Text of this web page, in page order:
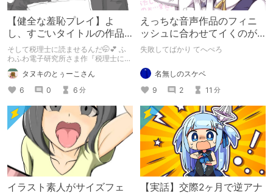
【健全な羞恥プレイ】よ
し、すごいタイトルの作品
をまた買おう。【湧き上が
る不健全な気持ち】
そして税理士に読ませるんだ🤭💕 ふ
わふわ電子研究所さま作『税理士に購
入履歴読まれるボイス』の感想レビュ
ーです！タヌキのとぅーこさん
6
0 6 分
えっちな音声作品のフィニ
ッシュに合わせてイくのが
下手すぎる【失敗した話】
失敗してばかり てへぺろ
名無しのスケベ
9
2 11 分
イラスト素人がサイズフェ
【実話】交際2ヶ月で逆アナ